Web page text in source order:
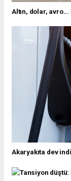
Altın, dolar,
Akaryakıta dev